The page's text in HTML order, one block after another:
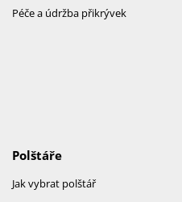
Péče a údržba přikrývek
Polštáře
Jak vybrat polštář